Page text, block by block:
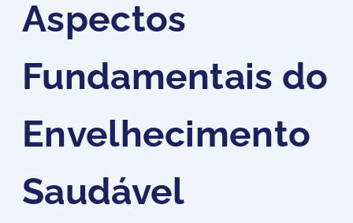
Aspectos
Fundamentais do
Envelhecimento
Saudável